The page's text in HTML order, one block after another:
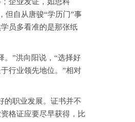
但自从唐骏“学历门”事
员多看准的是那张纸
”洪向阳说，“选择好
行业领先地位。”相对
职业发展。证书并不
格证应要尽早获得，比